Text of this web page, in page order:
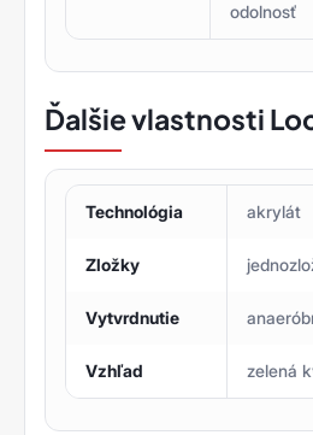
odolnosť
Ďalšie vlastnosti
Technológia akrylát
Zložky
Vytvrdnutie
Vzhľad zelená